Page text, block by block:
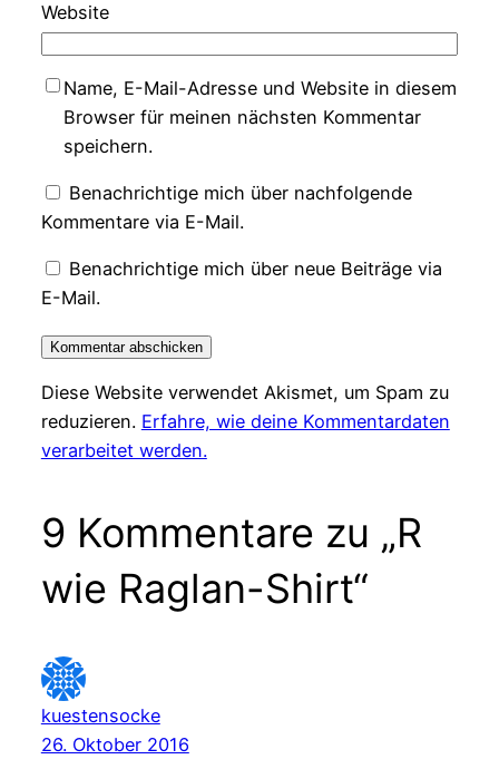
Website
Name, E-Mail-Adresse und Website in diesem
Browser für meinen nächsten Kommentar
speichern.
Benachrichtige mich über nachfolgende
Kommentare via E-Mail.
Benachrichtige mich über neue Beiträge via
E-Mail.
Diese Website verwendet Akismet, um Spam zu
reduzieren. Erfahre, wie deine Kommentardaten
verarbeitet werden.
9 Kommentare zu „R
wie Raglan-Shirt“
kuestensocke
26. Oktober 2016